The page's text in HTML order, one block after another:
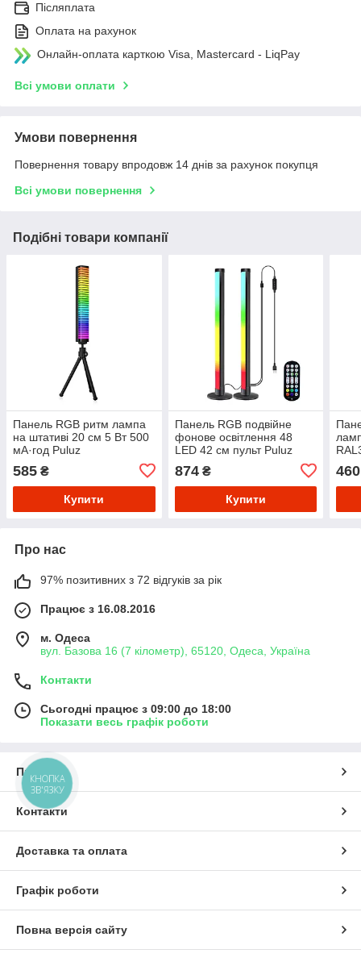
Післяплата
Оплата на рахунок
Онлайн-оплата карткою Visa, Mastercard - LiqPay
Всі умови оплати
Умови повернення
Повернення товару впродовж 14 днів за рахунок покупця
Всі умови повернення
Подібні товари компанії
Панель RGB ритм лампа
на штативі 20 см 5 Вт 500
мА·год Puluz
585 ₴
Купити
Панель RGB подвійне
фонове освітлення 48
LED 42 см пульт Puluz
874₴
Купити
460
Про нас
97% позитивних з 72 відгуків за рік
Працює з 16.08.2016
м. Одеса
вул. Базова 16 (7 кілометр), 65120, Одеса, Україна
Контакти
Сьогодні працює з 09:00 до 18:00
Показати весь графік роботи
Про нас
Контакти
Доставка та оплата
Графік роботи
Повна версія сайту
КНОПКА
ЗВ'ЯЗКУ